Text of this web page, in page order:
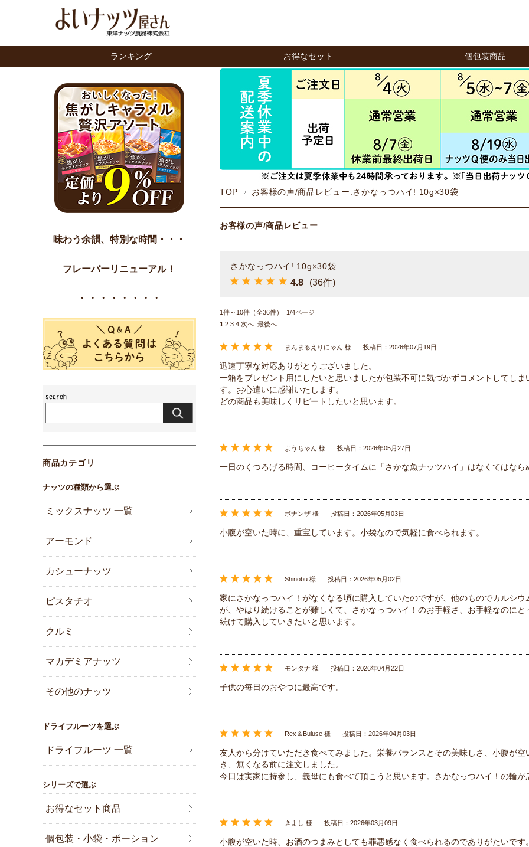
ランキング お得なセット 個包装商品
TOP お客様の声/商品レビュー:さかなっつハイ! 10g×30袋
お客様の声/商品レビュー
さかなっつハイ! 10g×30袋
4.8 (36件)
1件～10件（全36件） 1/4ページ
1 2 3 4 次へ 最後へ
まんまるえりにゃん 様 投稿日：2026年07月19日
迅速丁寧な対応ありがとうございました。
一箱をプレゼント用にしたいと思いましたが包装不可に気づかずコメントしてし
す。お心遣いに感謝いたします。
どの商品も美味しくリピートしたいと思います。
ようちゃん 様 投稿日：2026年05月27日
一日のくつろげる時間、コーヒータイムに「さかな魚ナッツハイ」はなくてはなら
ボナンザ 様 投稿日：2026年05月03日
小腹が空いた時に、重宝しています。小袋なので気軽に食べられます。
Shinobu 様 投稿日：2026年05月02日
家にさかなっつハイ！がなくなる頃に購入していたのですが、他のものでカルシ
が、やはり続けることが難しくて、さかなっつハイ！のお手軽さ、お手軽なのに
続けて購入していきたいと思います。
モンタナ 様 投稿日：2026年04月22日
子供の毎日のおやつに最高です。
Rex＆Buluse 様 投稿日：2026年04月03日
友人から分けていただき食べてみました。栄養バランスとその美味しさ、小腹が
き、無くなる前に注文しました。
今日は実家に持参し、義母にも食べて頂こうと思います。さかなっつハイ！の輪が
きよし 様 投稿日：2026年03月09日
小腹が空いた時、お酒のつまみとしても罪悪感なく食べられるのでありがたいです。
味わう余韻、特別な時間・・・
フレーバーリニューアル！
・・・・・・・・
商品カテゴリ
ナッツの種類から選ぶ
ミックスナッツ 一覧
アーモンド
カシューナッツ
ピスタチオ
クルミ
マカデミアナッツ
その他のナッツ
ドライフルーツを選ぶ
ドライフルーツ 一覧
シリーズで選ぶ
お得なセット商品
個包装・小袋・ポーション